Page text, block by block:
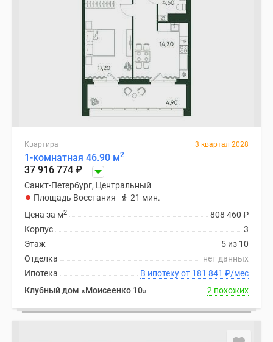
Квартира 3 квартал 2028
1-комнатная 46.90 м2
37 916 774 ₽
Санкт-Петербург, Центральный
Площадь Восстания
21 мин.
808 460 ₽
Цена за м2
3
Корпус
5 из 10
Этаж
нет данных
Отделка
В ипотеку от 181 841 ₽/мес
Ипотека
Клубный дом «Моисеенко 10»
2 похожих